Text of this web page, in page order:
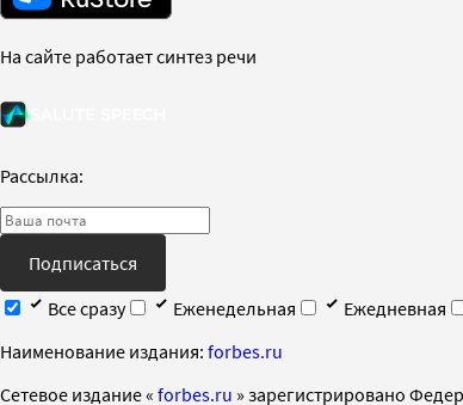
На сайте работает синтез речи
Рассылка:
Подписаться
Все сразу
Еженедельная Ежедневная
Наименование издания: forbes.ru
Cетевое издание « forbes.ru » зарегистрировано